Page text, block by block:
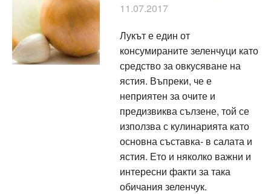
11.07.2017
Лукът е един от
консумираните зеленчуци като
средство за овкусяване на
ястия. Въпреки, че е
неприятен за очите и
предизвиква сълзене, той се
използва с кулинарията като
основна съставка- в салата и
ястия. Ето и няколко важни и
интересни факти за така
обичания зеленчук.